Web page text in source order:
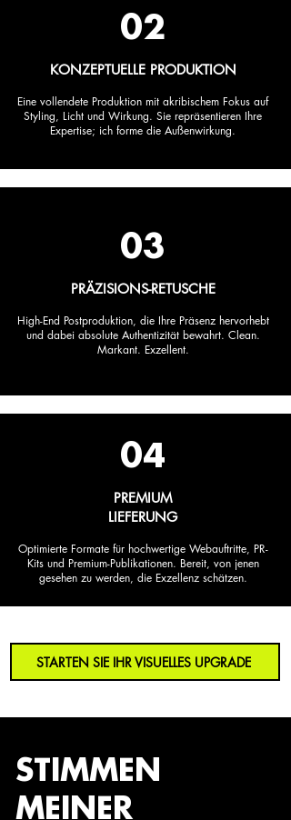
02
KONZEPTUELLE PRODUKTION
Eine vollendete Produktion mit akribischem Fokus auf
Styling, Licht und Wirkung. Sie repräsentieren Ihre
Expertise; ich forme die Außenwirkung.
03
PRÄZISIONS-RETUSCHE
High-End Postproduktion, die Ihre Präsenz hervorhebt
und dabei absolute Authentizität bewahrt. Clean.
Markant. Exzellent.
04
PREMIUM
LIEFERUNG
Optimierte Formate für hochwertige Webauftritte, PR-
Kits und Premium-Publikationen. Bereit, von jenen
gesehen zu werden, die Exzellenz schätzen.
STARTEN SIE IHR VISUELLES UPGRADE
STIMMEN
MEINER